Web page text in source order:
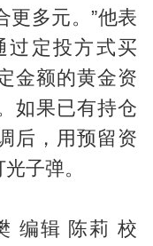
更多元。”他表
过定投方式买
金额的黄金资
如果已有持仓
后，用预留资
子弹。
编辑 陈莉 校